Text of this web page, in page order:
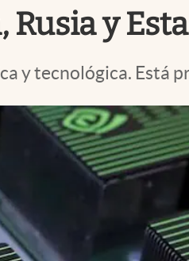
Rusia y
y tecnológica. Está